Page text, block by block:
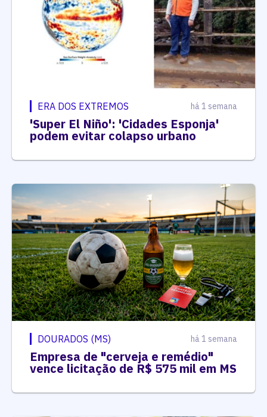
ERA DOS EXTREMOS há 1 semana
'Super El Niño': 'Cidades Esponja'
podem evitar colapso urbano
DOURADOS (MS) há 1 semana
Empresa de "cerveja e remédio"
vence licitação de R$ 575 mil em MS